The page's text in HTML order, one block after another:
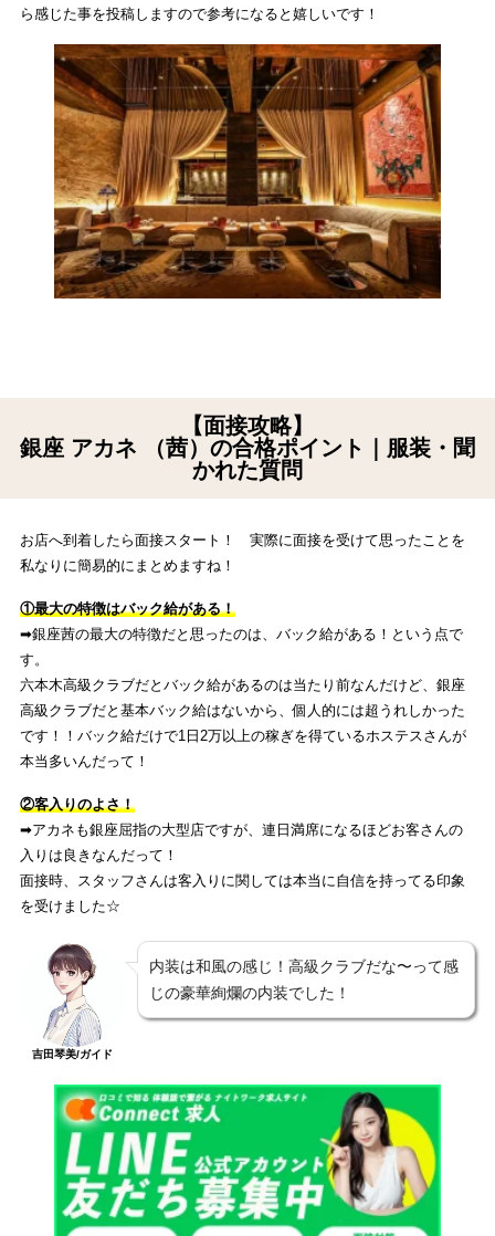
ら感じた事を投稿しますので参考になると嬉しいです！
【面接攻略】
銀座 アカネ （茜）の合格ポイント｜服装・聞
かれた質問
お店へ到着したら面接スタート！ 実際に面接を受けて思ったことを
私なりに簡易的にまとめますね！
①最大の特徴はバック給がある！
➡︎銀座茜の最大の特徴だと思ったのは、バック給がある！という点で
す。
六本木高級クラブだとバック給があるのは当たり前なんだけど、銀座
高級クラブだと基本バック給はないから、個人的には超うれしかった
です！！バック給だけで1日2万以上の稼ぎを得ているホステスさんが
本当多いんだって！
②客入りのよさ！
➡︎アカネも銀座屈指の大型店ですが、連日満席になるほどお客さんの
入りは良きなんだって！
面接時、スタッフさんは客入りに関しては本当に自信を持ってる印象
を受けました☆
吉田琴美/ガイド
内装は和風の感じ！高級クラブだな〜って感
じの豪華絢爛の内装でした！